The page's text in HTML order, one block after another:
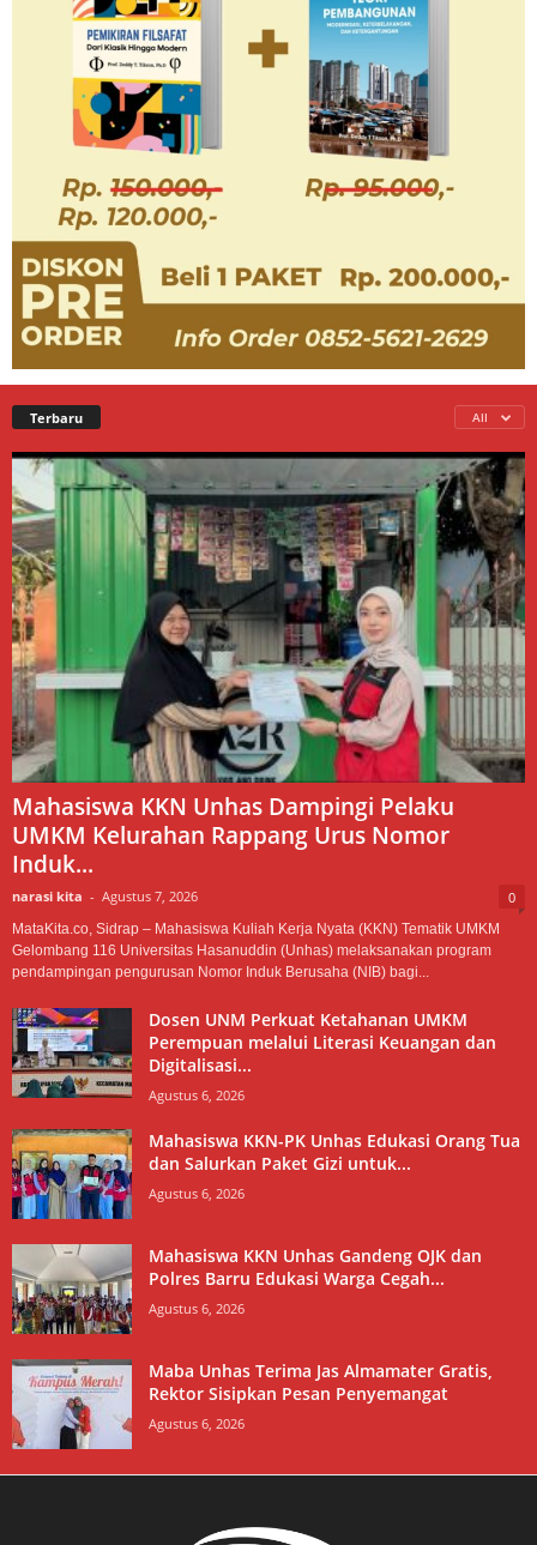
Terbaru All
Mahasiswa KKN Unhas Dampingi Pelaku
UMKM Kelurahan Rappang Urus Nomor
Induk...
narasi kita - Agustus 7, 2026 0
MataKita.co, Sidrap – Mahasiswa Kuliah Kerja Nyata (KKN) Tematik UMKM
Gelombang 116 Universitas Hasanuddin (Unhas) melaksanakan program
pendampingan pengurusan Nomor Induk Berusaha (NIB) bagi...
Dosen UNM Perkuat Ketahanan UMKM
Perempuan melalui Literasi Keuangan dan
Digitalisasi...
Agustus 6, 2026
Mahasiswa KKN-PK Unhas Edukasi Orang Tua
dan Salurkan Paket Gizi untuk...
Agustus 6, 2026
Mahasiswa KKN Unhas Gandeng OJK dan
Polres Barru Edukasi Warga Cegah...
Agustus 6, 2026
Maba Unhas Terima Jas Almamater Gratis,
Rektor Sisipkan Pesan Penyemangat
Agustus 6, 2026